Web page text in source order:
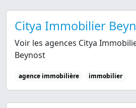
Citya Immobilier
Voir les agences Citya
Beynost
agence immobilière immobilier